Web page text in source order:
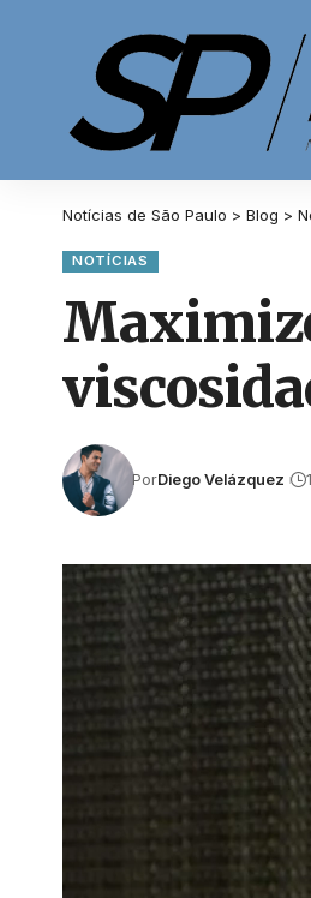
Notícias de São Paulo > Blog >
NOTÍCIAS
PorDiego Velázquez